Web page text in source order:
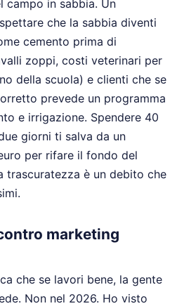
campo in sabbia. Un
che la sabbia diventi
cemento prima di
zoppi, costi veterinari per
della scuola) e clienti che se
prevede un programma
e irrigazione. Spendere 40
giorni ti salva da un
per rifare il fondo del
trascuratezza è un debito che
marketing
che se lavori bene, la gente
Non nel 2026. Ho visto